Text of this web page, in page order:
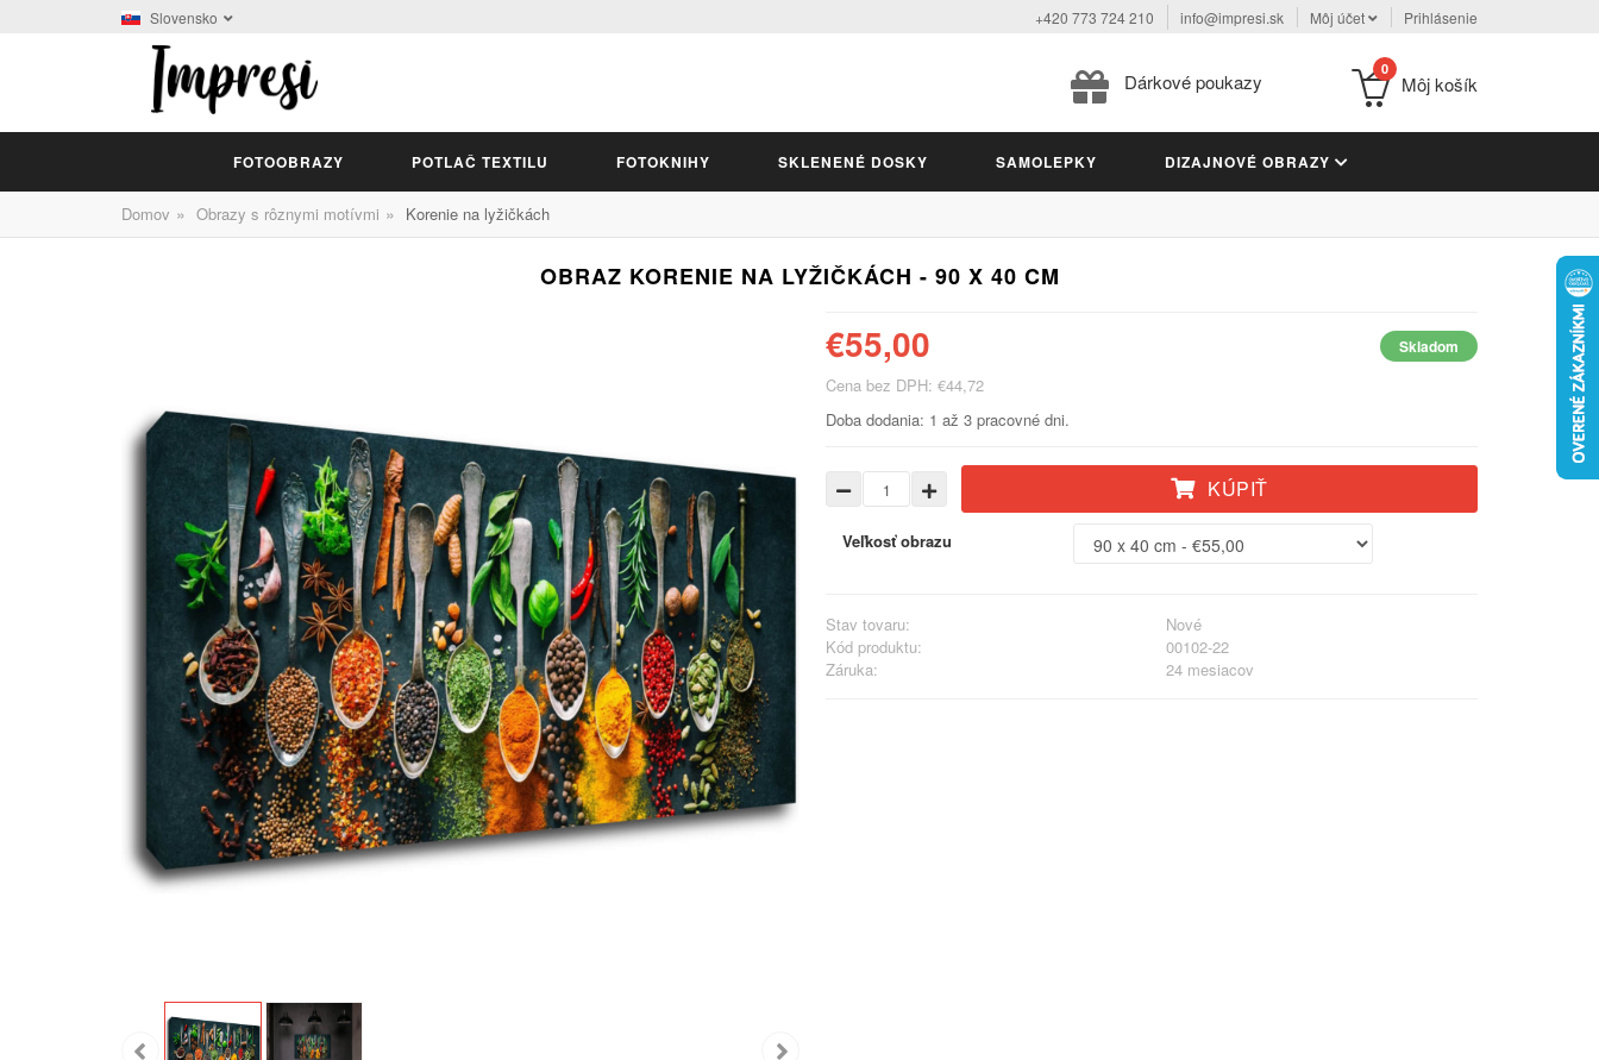
Slovensko +420 773 724 210 info@impresi.sk Môj účet Prihlásenie
Dárkové poukazy
0
Môj košík
FOTOOBRAZY POTLAČ TEXTILU FOTOKNIHY SKLENENÉ DOSKY SAMOLEPKY DIZAJNOVÉ OBRAZY
Domov » Obrazy s rôznymi motívmi » Korenie na lyžičkách
OBRAZ KORENIE NA LYŽIČKÁCH - 90 X 40 CM
€55,00 Skladom
Cena bez DPH: €44,72
Doba dodania: 1 až 3 pracovné dni.
KÚPIŤ
Veľkosť obrazu
Stav tovaru:
Nové
Kód produktu:
00102-22
Záruka:
24 mesiacov